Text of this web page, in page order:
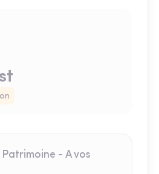
- A vos